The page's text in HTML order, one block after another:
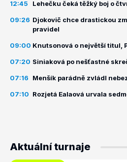
12:45 Lehečku čeká těžký boj o
09:26 Djokovič chce drastickou
pravidel
09:00 Knutsonová o největší titul,
07:20 Siniaková po nešťastné
07:16 Menšík parádně zvládl
07:10 Rozjetá Ealaová urvala
Aktuální turnaje